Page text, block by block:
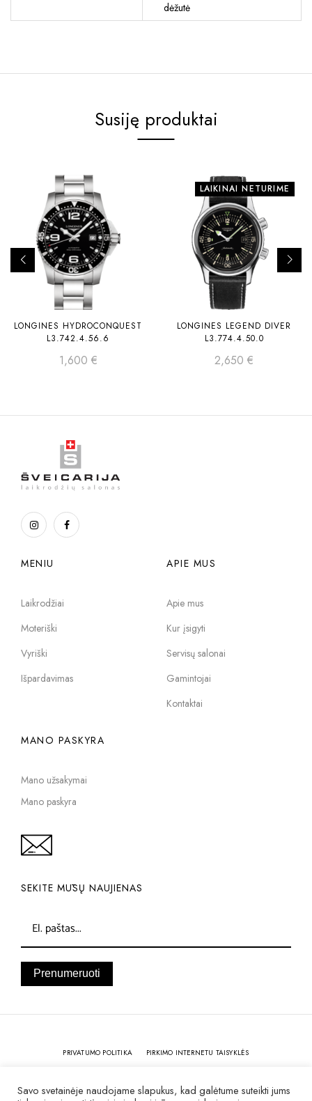
dėžutė
Susiję produktai
LONGINES HYDROCONQUEST
L3.742.4.56.6
1,600 €
LAIKINAI NETURIME
LONGINES LEGEND DIVER
L3.774.4.50.0
2,650 €
MENIU
Laikrodžiai
Moteriški
Vyriški
Išpardavimas
APIE MUS
Apie mus
Kur įsigyti
Servisų salonai
Gamintojai
Kontaktai
MANO PASKYRA
Mano užsakymai
Mano paskyra
SEKITE MŪSŲ NAUJIENAS
Prenumeruoti
PRIVATUMO POLITIKA
PIRKIMO INTERNETU TAISYKLĖS
Savo svetainėje naudojame slapukus, kad galėtume suteikti jums